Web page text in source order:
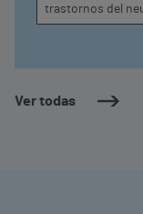
Ver todas
trastornos del